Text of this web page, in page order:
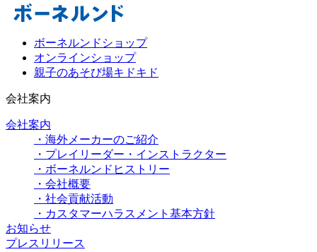
ボーネルンドショップ
オンラインショップ
親子のあそび場キドキド
会社案内
会社案内
・海外メーカーのご紹介
・プレイリーダー・インストラクター
・ボーネルンドヒストリー
・会社概要
・社会貢献活動
・カスタマーハラスメント基本方針
お知らせ
プレスリリース